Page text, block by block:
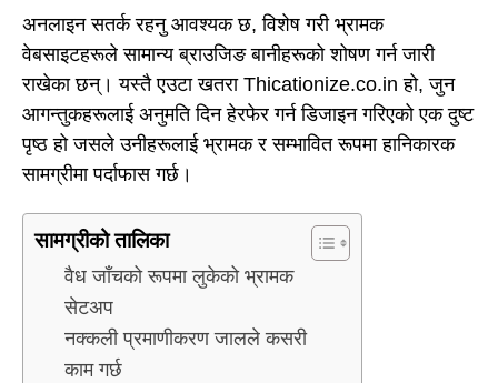
अनलाइन सतर्क रहनु आवश्यक छ, विशेष गरी भ्रामक
वेबसाइटहरूले सामान्य ब्राउजिङ बानीहरूको शोषण गर्न जारी
राखेका छन्। यस्तै एउटा खतरा Thicationize.co.in हो, जुन
आगन्तुकहरूलाई अनुमति दिन हेरफेर गर्न डिजाइन गरिएको एक दुष्ट
पृष्ठ हो जसले उनीहरूलाई भ्रामक र सम्भावित रूपमा हानिकारक
सामग्रीमा पर्दाफास गर्छ।
सामग्रीको तालिका
वैध जाँचको रूपमा लुकेको भ्रामक
सेटअप
नक्कली प्रमाणीकरण जालले कसरी
काम गर्छ